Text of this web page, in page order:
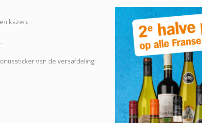
kazen.
van de versafdeling: